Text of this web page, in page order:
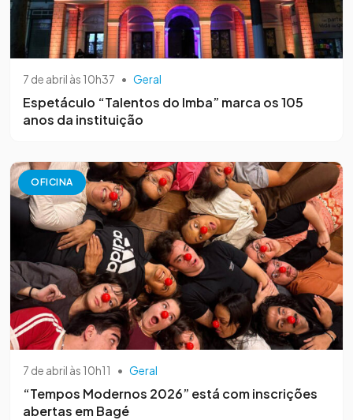
7 de abril às 10h37 • Geral
Espetáculo “Talentos do Imba” marca os 105
anos da instituição
OFICINA
7 de abril às 10h11 • Geral
“Tempos Modernos 2026” está com inscrições
abertas em Bagé